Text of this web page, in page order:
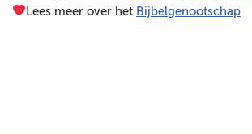
Lees meer over het Bijbelgenootschap